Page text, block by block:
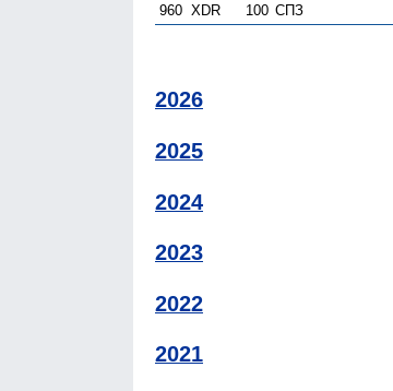
960 XDR 100 СПЗ
2026
2025
2024
2023
2022
2021